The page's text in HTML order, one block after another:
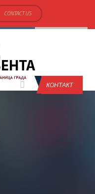
CONTACT US
КОНТАКТ